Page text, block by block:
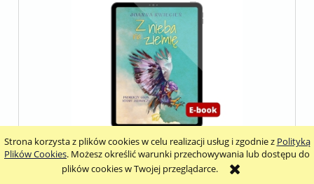
Strona korzysta z plików cookies w celu realizacji usług i zgodnie z Polityką
Plików Cookies. Możesz określić warunki przechowywania lub dostępu do
plików cookies w Twojej przeglądarce.
Z nieba na ziemię - Joanna Kwiecień. E-
book